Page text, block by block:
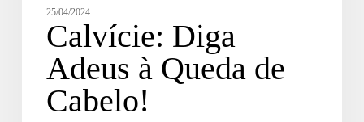
25/04/2024
Calvície: Diga
Adeus à Queda de
Cabelo!